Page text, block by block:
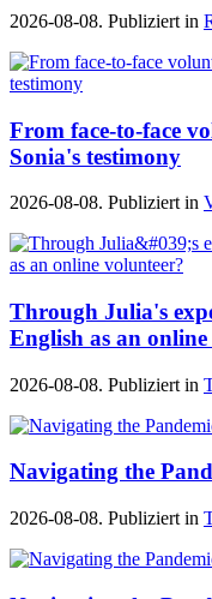
2026-08-08. Publiziert in
From face-to-face
Sonia's testimony
2026-08-08. Publiziert in
Through Julia's
English as an
2026-08-08. Publiziert in
Navigating the
2026-08-08. Publiziert in